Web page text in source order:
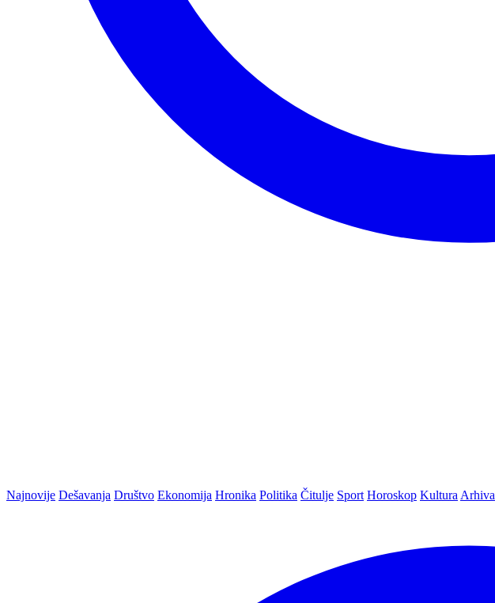
Najnovije Dešavanja Društvo Ekonomija Hronika Politika Čitulje Sport Horoskop Kultura Arhiva